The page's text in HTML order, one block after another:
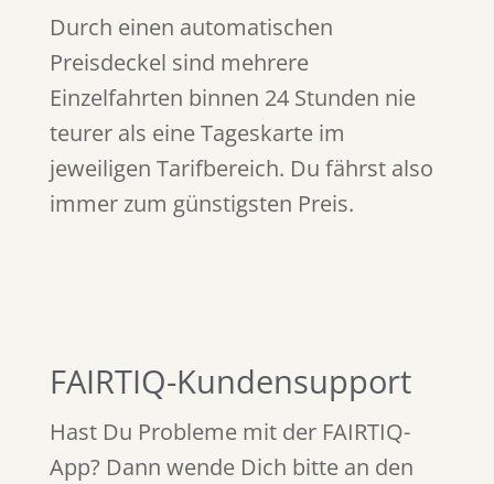
Durch einen automatischen
Preisdeckel sind mehrere
Einzelfahrten binnen 24 Stunden nie
teurer als eine Tageskarte im
jeweiligen Tarifbereich. Du fährst also
immer zum günstigsten Preis.
FAIRTIQ-Kundensupport
Hast Du Probleme mit der FAIRTIQ-
App? Dann wende Dich bitte an den